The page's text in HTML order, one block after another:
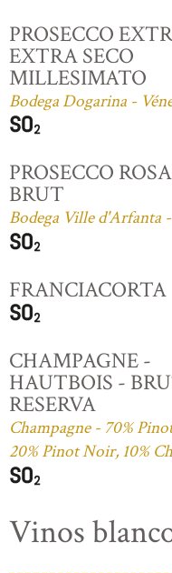
PROSECCO
EXTRA SECO
MILLESIMATO
Bodega Dogarina -
PROSECCO
BRUT
Bodega Ville d'Arfanta
FRANCIACORTA
CHAMPAGNE -
HAUTBOIS -
RESERVA
Champagne - 70%
20% Pinot Noir, 10%
Vinos